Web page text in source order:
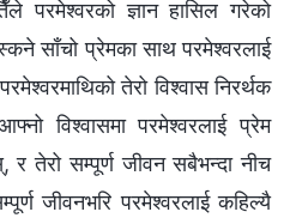
परमेश्‍वरको ज्ञान हासिल गरेको
साँचो प्रेमका साथ परमेश्‍वरलाई
तेरो विश्‍वास निरर्थक
विश्‍वासमा परमेश्‍वरलाई प्रेम
र तेरो सम्पूर्ण जीवन सबैभन्दा नीच
जीवनभरि परमेश्‍वरलाई कहिल्यै